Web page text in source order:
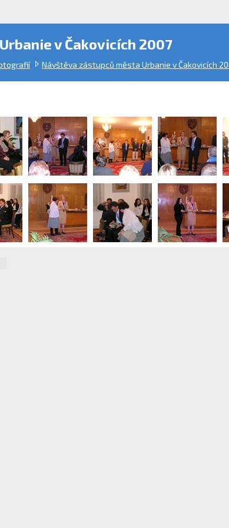
v Čakovicích 2007
Návštěva zástupců města Urbanie v Čakovicích